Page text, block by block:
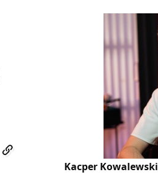
Kacper Kowalewski